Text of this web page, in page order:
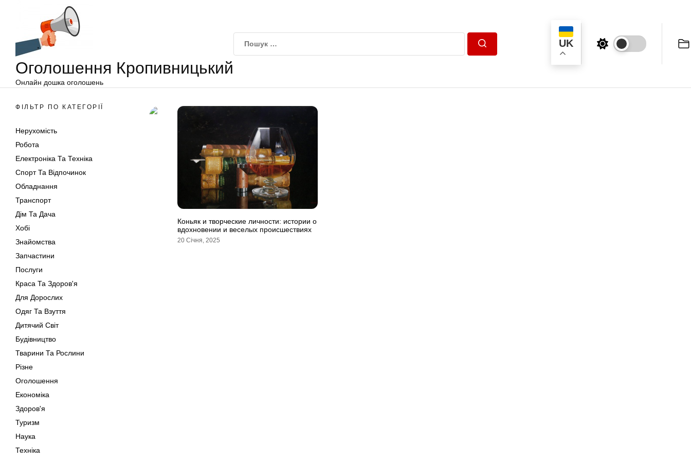
Оголошення Кропивницький
Онлайн дошка оголошень
UK
ФІЛЬТР ПО КАТЕГОРІЇ
Нерухомість
Робота
Електроніка Та Техніка
Спорт Та Відпочинок
Обладнання
Транспорт
Дім Та Дача
Хобі
Знайомства
Запчастини
Послуги
Краса Та Здоров'я
Для Дорослих
Одяг Та Взуття
Дитячий Світ
Будівництво
Тварини Та Рослини
Різне
Оголошення
Економіка
Здоров'я
Туризм
Наука
Техніка
Коньяк и творческие личности: истории о
вдохновении и веселых происшествиях
20 Січня, 2025